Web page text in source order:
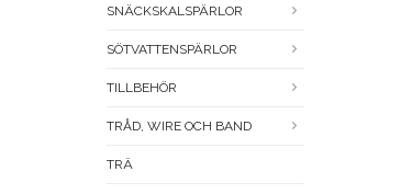
SNÄCKSKALSPÄRLOR
SÖTVATTENSPÄRLOR
TILLBEHÖR
TRÅD, WIRE OCH BAND
TRÄ